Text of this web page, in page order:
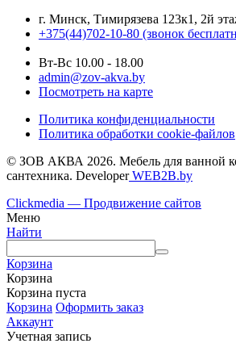
г. Минск, Тимирязева 123к1, 2й
+375(44)702-10-80 (звонок
Вт-Вс 10.00 - 18.00
admin@zov-akva.by
Посмотреть на карте
Политика конфиденциальности
Политика обработки cookie-файлов
© ЗОВ АКВА 2026. Мебель для ванной
сантехника. DeveloperWEB2B.by
Clickmedia — Продвижение сайтов
Меню
Найти
Корзина
Корзина
Корзина пуста
Корзина Оформить заказ
Аккаунт
Учетная запись